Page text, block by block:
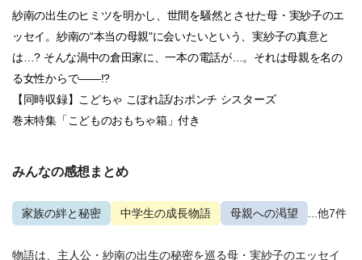
紗南の出生のヒミツを明かし、世間を騒然とさせた母・実紗子のエ
ッセイ。紗南の“本当の母親"に会いたいという、実紗子の真意と
は…? そんな渦中の倉田家に、一本の電話が…。それは母親を名の
る女性からで――!?
【同時収録】こどちゃ こぼれ話/おポンチ シスターズ
巻末特集「こどものおもちゃ箱」付き
みんなの感想まとめ
家族の絆と秘密 中学生の成長物語 母親への渇望 ...他7件
物語は、主人公・紗南の出生の秘密を巡る母・実紗子のエッセイ